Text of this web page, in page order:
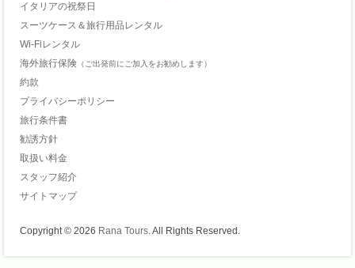
イタリアの祝祭日
スーツケース＆旅行用品レンタル
Wi-Fiレンタル
海外旅行保険 （ご出発前にご加入をお勧めします）
約款
プライバシーポリシー
旅行条件書
勧誘方針
取扱い料金
スタッフ紹介
サイトマップ
Copyright © 2026 Rana Tours. All Rights Reserved.